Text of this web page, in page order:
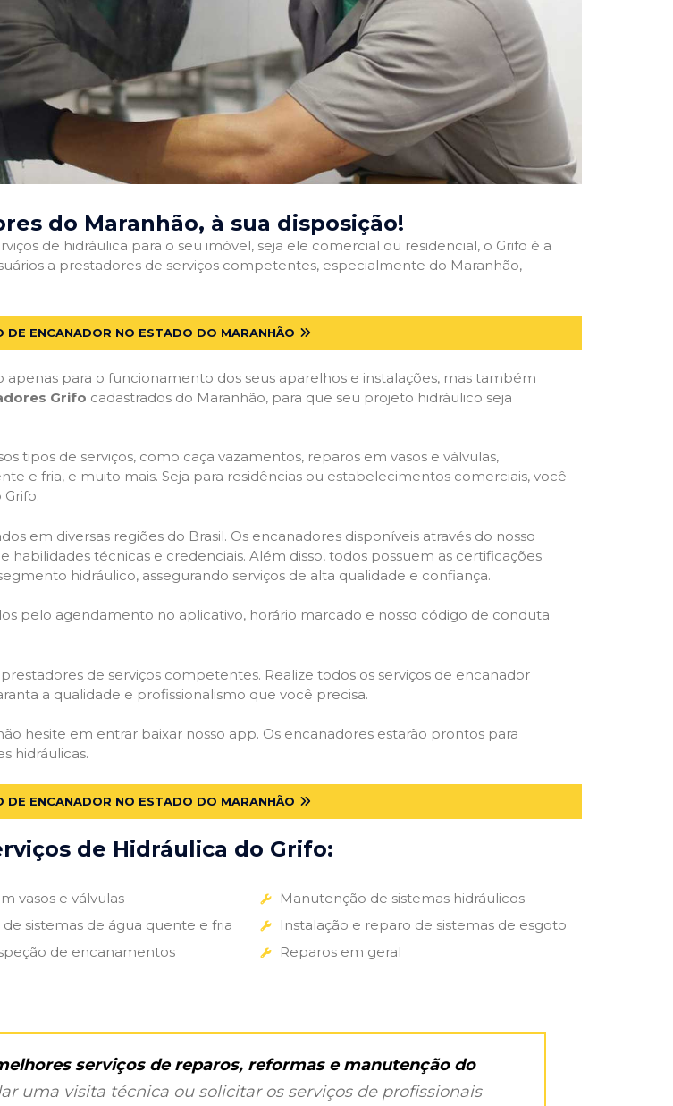
do Maranhão, à sua disposição!
de hidráulica para o seu imóvel, seja ele comercial ou residencial, o Grifo é a
a prestadores de serviços competentes, especialmente do Maranhão,
DE ENCANADOR NO ESTADO DO MARANHÃO
para o funcionamento dos seus aparelhos e instalações, mas também
Grifo cadastrados do Maranhão, para que seu projeto hidráulico seja
tipos de serviços, como caça vazamentos, reparos em vasos e válvulas,
e fria, e muito mais. Seja para residências ou estabelecimentos comerciais, você
em diversas regiões do Brasil. Os encanadores disponíveis através do nosso
técnicas e credenciais. Além disso, todos possuem as certificações
hidráulico, assegurando serviços de alta qualidade e confiança.
pelo agendamento no aplicativo, horário marcado e nosso código de conduta
de serviços competentes. Realize todos os serviços de encanador
a qualidade e profissionalismo que você precisa.
hesite em entrar baixar nosso app. Os encanadores estarão prontos para
hidráulicas.
DE ENCANADOR NO ESTADO DO MARANHÃO
de Hidráulica do Grifo:
vasos e válvulas
de sistemas de água quente e fria
de encanamentos
Manutenção de sistemas hidráulicos
Instalação e reparo de sistemas de esgoto
Reparos em geral
serviços de reparos, reformas e manutenção do
uma visita técnica ou solicitar os serviços de profissionais